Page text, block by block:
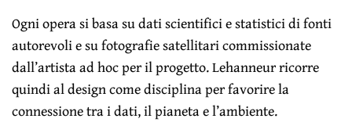
Ogni opera si basa su dati scientifici e statistici di fonti
autorevoli e su fotografie satellitari commissionate
dall’artista ad hoc per il progetto. Lehanneur ricorre
quindi al design come disciplina per favorire la
connessione tra i dati, il pianeta e l’ambiente.